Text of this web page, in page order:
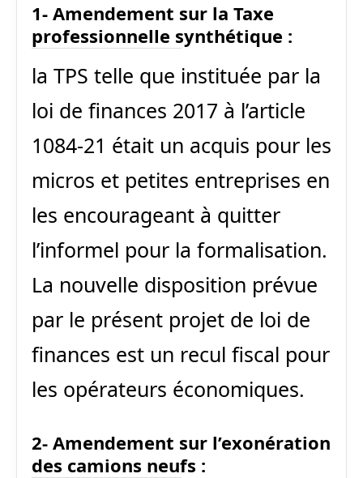
1- Amendement sur la Taxe
professionnelle synthétique :
la TPS telle que instituée par la
loi de finances 2017 à l’article
1084-21 était un acquis pour les
micros et petites entreprises en
les encourageant à quitter
l’informel pour la formalisation.
La nouvelle disposition prévue
par le présent projet de loi de
finances est un recul fiscal pour
les opérateurs économiques.
2- Amendement sur l’exonération
des camions neufs :